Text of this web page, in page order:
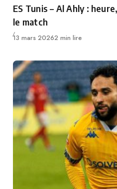
ES Tunis – Al Ahly :
le match
Publié
13 mars 20262 min lire